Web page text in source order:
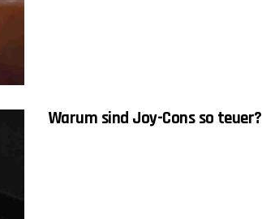
Warum sind Joy-Cons so teuer?